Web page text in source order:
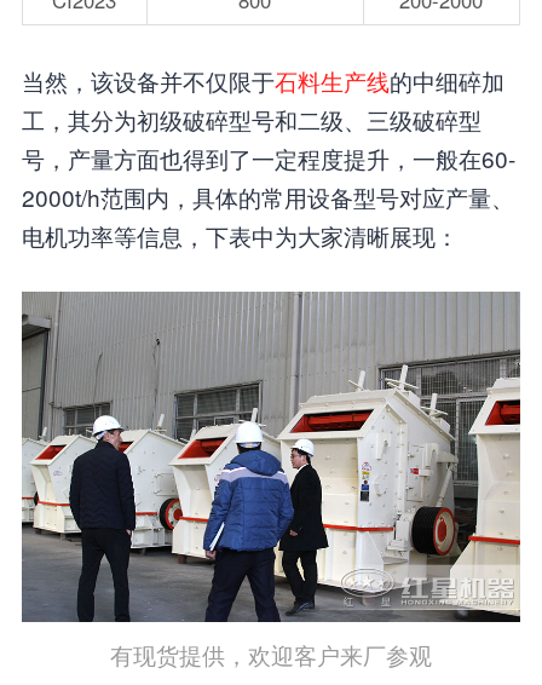
当然，该设备并不仅限于石料生产线的中细碎加
工，其分为初级破碎型号和二级、三级破碎型
号，产量方面也得到了一定程度提升，一般在60-
2000t/h范围内，具体的常用设备型号对应产量、
电机功率等信息，下表中为大家清晰展现：
有现货提供，欢迎客户来厂参观